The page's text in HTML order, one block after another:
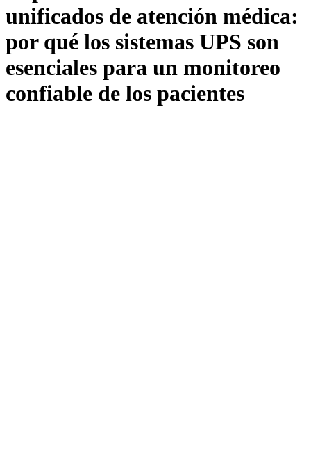
unificados de atención médica:
por qué los sistemas UPS son
esenciales para un monitoreo
confiable de los pacientes